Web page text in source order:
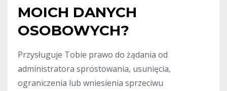
MOICH DANYCH
OSOBOWYCH?
Przysługuje Tobie prawo do żądania od
administratora sprostowania, usunięcia,
ograniczenia lub wniesienia sprzeciwu